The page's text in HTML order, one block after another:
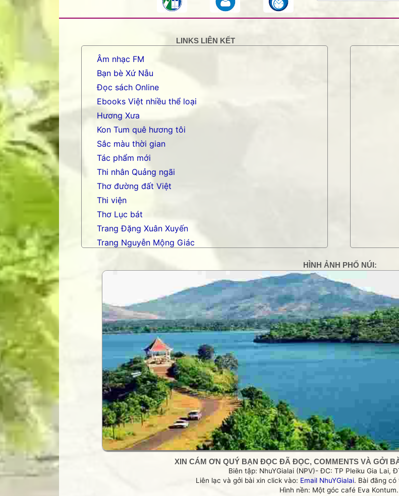
LINKS LIÊN KẾT
Âm nhạc FM
Bạn bè Xứ Nẫu
Đọc sách Online
Ebooks Việt nhiều thể loại
Hương Xưa
Kon Tum quê hương tôi
Sắc màu thời gian
Tác phẩm mới
Thi nhân Quảng ngãi
Thơ đường đất Việt
Thi viện
Thơ Lục bát
Trang Đặng Xuân Xuyến
Trang Nguyễn Mộng Giác
Trang nhạc Võ Tá Hân
Trang Phạm Duy
Trang thơ Hoàng Nguyên Chương
Trang thơ Thụy Du
Trang thơ+ Luân Hoán
Trang VHNT Thanh niên
Truyện.com
Văn chương Việt
HÌNH ẢNH PHỐ NÚI:
XIN CÁM ƠN QUÝ BẠN ĐỌC ĐÃ ĐỌC, COMMENTS VÀ GỞI
Biên tập: NhuYGialai (NPV)- ĐC: TP Pleiku Gia Lai,
Liên lạc và gởi bài xin click vào: Email NhuYGialai. Bài đăng có
Hình nền: Một góc café Eva Kontum.